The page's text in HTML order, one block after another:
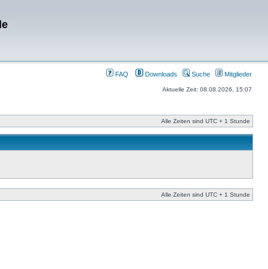
FAQ Downloads Suche Mitglieder
Aktuelle Zeit: 08.08.2026, 15:07
Alle Zeiten sind UTC + 1 Stunde
Alle Zeiten sind UTC + 1 Stunde